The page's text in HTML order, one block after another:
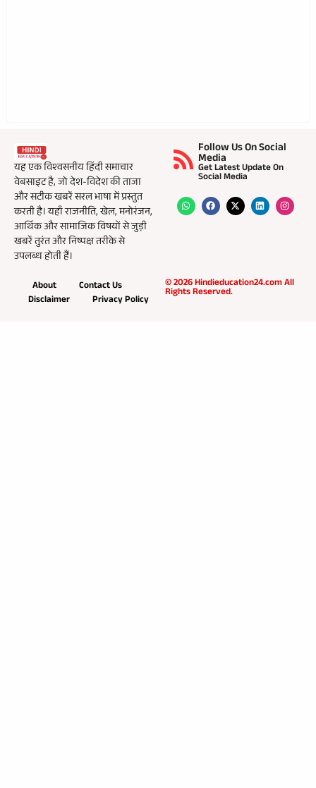
यह एक विश्वसनीय हिंदी समाचार
वेबसाइट है, जो देश-विदेश की ताजा
और सटीक खबरें सरल भाषा में प्रस्तुत
करती है। यहाँ राजनीति, खेल, मनोरंजन,
आर्थिक और सामाजिक विषयों से जुड़ी
खबरें तुरंत और निष्पक्ष तरीके से
उपलब्ध होती हैं।
Follow Us On Social
Media
Get Latest Update On
Social Media
About
Contact Us
Disclaimer
Privacy Policy
© 2026 Hindieducation24.com All
Rights Reserved.